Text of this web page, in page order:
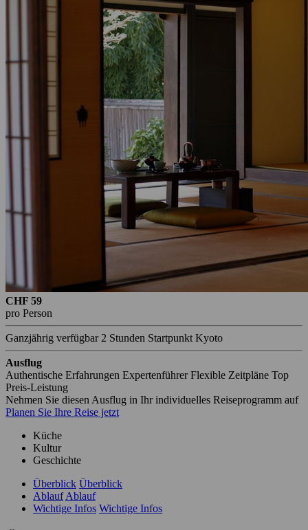
CHF 59
pro Person
Ganzjährig verfügbar 2 Stunden Startpunkt Kyoto
Ausflug
Authentische Erfahrungen Expertenführer Flexible Zeitpläne Top
Preis-Leistung
Nehmen Sie diesen Ausflug in Ihr individuelles Reiseprogramm auf
Planen Sie Ihre Reise jetzt
Küche
Kultur
Geschichte
Überblick Überblick
Ablauf Ablauf
Wichtige Infos Wichtige Infos